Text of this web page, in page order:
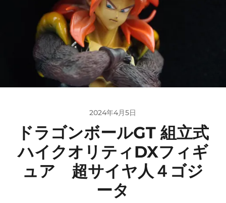
2024年4月5日
ドラゴンボールGT 組立式
ハイクオリティDXフィギ
ュア 超サイヤ人４ゴジ
ータ